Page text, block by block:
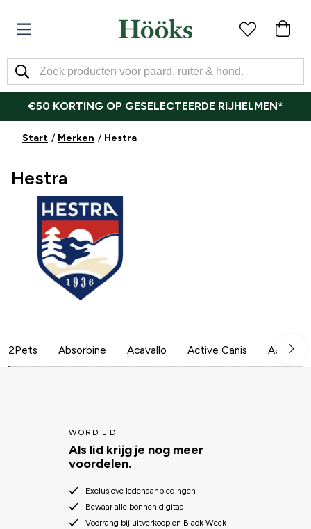
€50 KORTING OP GESELECTEERDE RIJHELMEN*
Start Merken Hestra
Hestra
2Pets Absorbine Acavallo Active Canis Aesculap
WORD LID
Als lid krijg je nog meer
voordelen.
Exclusieve ledenaanbiedingen
Bewaar alle bonnen digitaal
Voorrang bij uitverkoop en Black Week